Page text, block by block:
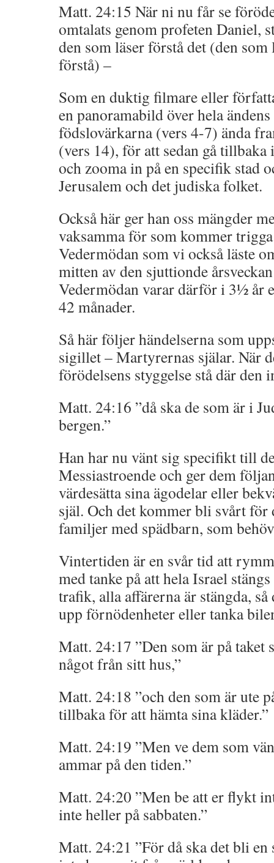
Matt. 24:15 När ni nu får se
omtalats genom profeten Daniel,
den som läser förstå det (den
förstå) –
Som en duktig filmare eller
en panoramabild över hela
födslovärkarna (vers 4-7) ända
(vers 14), för att sedan gå
och zooma in på en specifik stad
Jerusalem och det judiska folket.
Också här ger han oss mängder
vaksamma för som kommer
Vedermödan som vi också läste
mitten av den sjuttionde
Vedermödan varar därför i 3½ år
42 månader.
Så här följer händelserna som
sigillet – Martyrernas själar. När
förödelsens styggelse stå där den
Matt. 24:16 ”då ska de som är i
bergen.”
Han har nu vänt sig specifikt till
Messiastroende och ger dem
värdesätta sina ägodelar eller
själ. Och det kommer bli svårt
familjer med spädbarn, som
Vintertiden är en svår tid att
med tanke på att hela Israel
trafik, alla affärerna är stängda,
upp förnödenheter eller tanka
Matt. 24:17 ”Den som är på taket
något från sitt hus,”
Matt. 24:18 ”och den som är ute
tillbaka för att hämta sina kläder.”
Matt. 24:19 ”Men ve dem som
ammar på den tiden.”
Matt. 24:20 ”Men be att er flykt
inte heller på sabbaten.”
Matt. 24:21 ”För då ska det bli